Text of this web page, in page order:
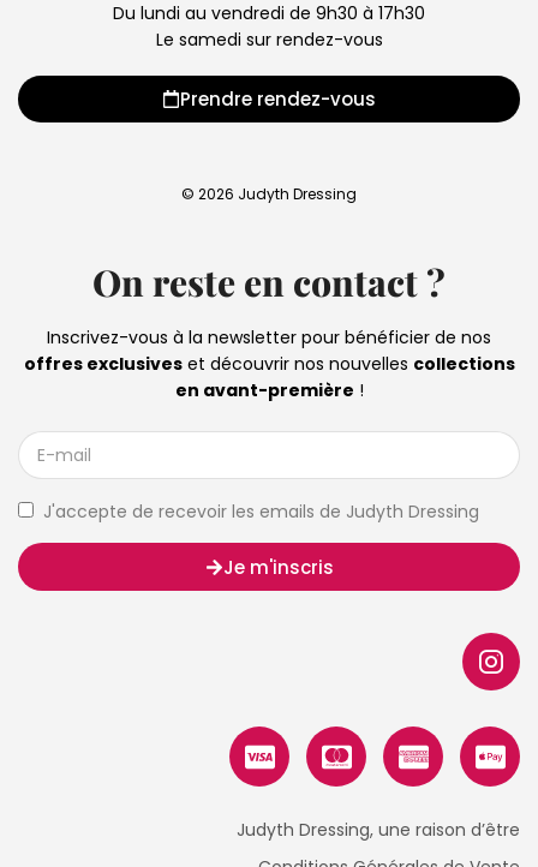
Du lundi au vendredi de 9h30 à 17h30
Le samedi sur rendez-vous
Prendre rendez-vous
© 2026 Judyth Dressing
On reste en contact ?
Inscrivez-vous à la newsletter pour bénéficier de nos
offres exclusiveset découvrir nos nouvelles collections
en avant-première !
J'accepte de recevoir les emails de Judyth Dressing
Je m'inscris
Judyth Dressing, une raison d’être